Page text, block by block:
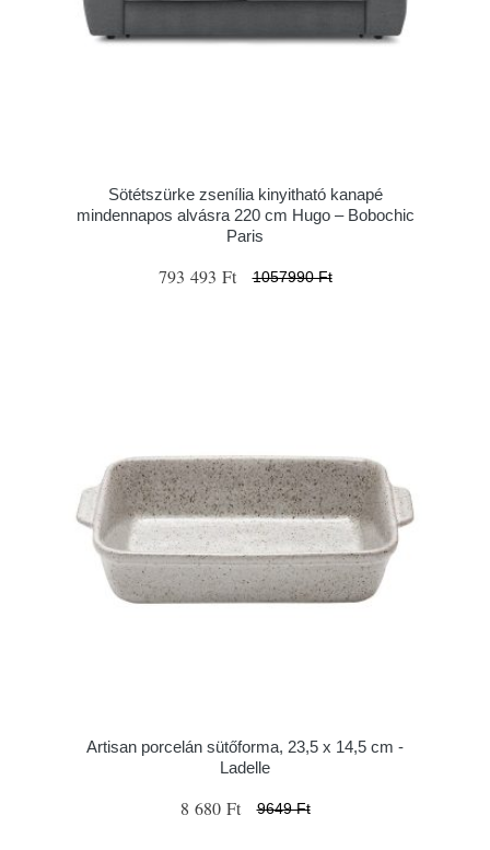
Sötétszürke zsenília kinyitható kanapé
mindennapos alvásra 220 cm Hugo – Bobochic
Paris
793 493 Ft 1057990 Ft
Artisan porcelán sütőforma, 23,5 x 14,5 cm -
Ladelle
8 680 Ft 9649 Ft